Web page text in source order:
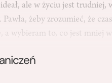
ale w życiu jest trudniej,
żeby zrozumieć, że
a wybieram to, co jest mniej